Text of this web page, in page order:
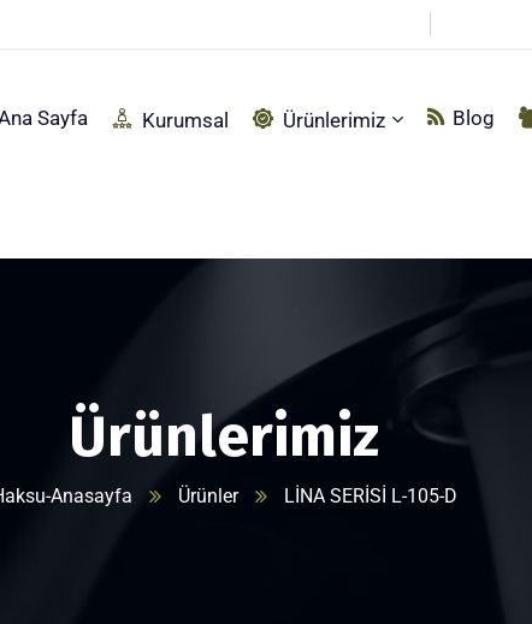
Sayfa Kurumsal Ürünlerimiz Blog
Ürünlerimiz
Anasayfa Ürünler LİNA SERİSİ L-105-D